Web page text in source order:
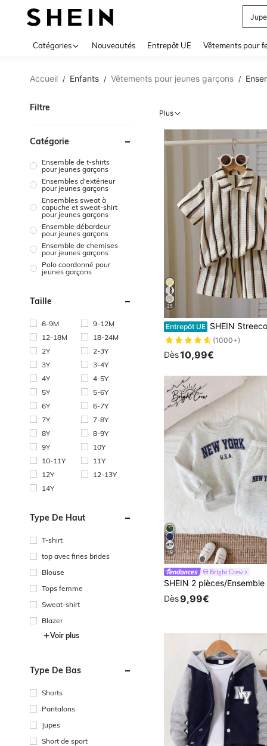
Catégories Nouveautés Entrepôt UE Vêtements pour
Accueil / Enfants / Vêtements pour jeunes garçons /
Filtre
Catégorie
Ensemble de t-shirts
pour jeunes garçons
Ensembles d'extérieur
pour jeunes garçons
Ensembles sweat à
capuche et sweat-shirt
pour jeunes garçons
Ensemble débardeur
pour jeunes garçons
Ensemble de chemises
pour jeunes garçons
Polo coordonné pour
jeunes garçons
Taille
6-9M
9-12M
12-18M
18-24M
2Y
2-3Y
3Y
3-4Y
4Y
4-5Y
5Y
5-6Y
6Y
6-7Y
7Y
7-8Y
8Y
8-9Y
9Y
10Y
10-11Y
11Y
12Y
12-13Y
14Y
Type De Haut
T-shirt
top avec fines brides
Blouse
Tops femme
Sweat-shirt
Blazer
Voir plus
Type De Bas
Shorts
Pantalons
Jupes
Short de sport
Plus
25
Entrepôt UE SHEIN Streecool Kids 2 pièces/ensemble Jeune garçon Ensemble
(1000+)
Dès10,99€
19
Bright Crew
Dès9,99€